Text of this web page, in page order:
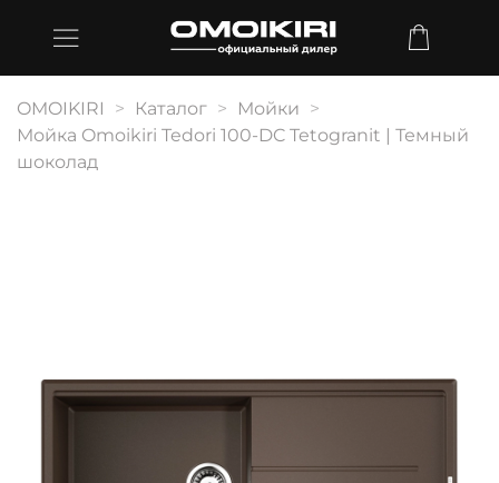
OMOIKIRI Каталог
Мойки
Мойка Omoikiri Tedori 100-DC Tetogranit | Темный
шоколад